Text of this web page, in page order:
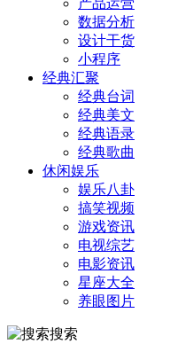
产品运营
数据分析
设计干货
小程序
经典汇聚
经典台词
经典美文
经典语录
经典歌曲
休闲娱乐
娱乐八卦
搞笑视频
游戏资讯
电视综艺
电影资讯
星座大全
养眼图片
搜索